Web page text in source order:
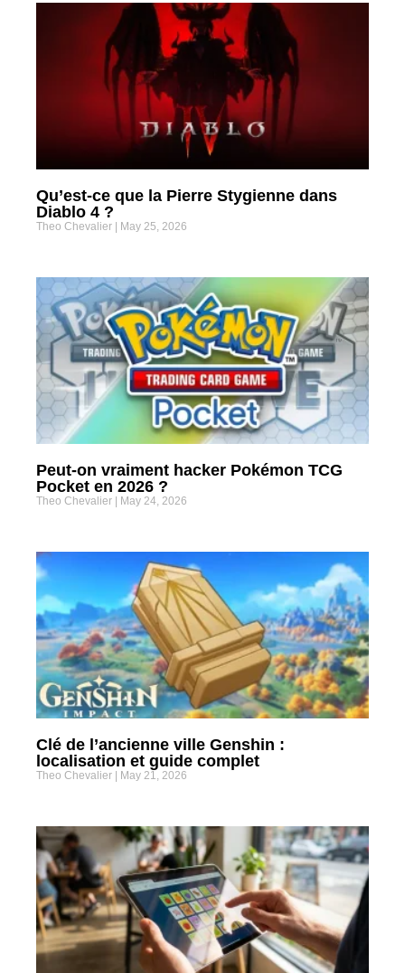
Qu’est-ce que la Pierre Stygienne dans
Diablo 4 ?
Theo Chevalier May 25, 2026
Peut-on vraiment hacker Pokémon TCG
Pocket en 2026 ?
Theo Chevalier May 24, 2026
Clé de l’ancienne ville Genshin :
localisation et guide complet
Theo Chevalier May 21, 2026